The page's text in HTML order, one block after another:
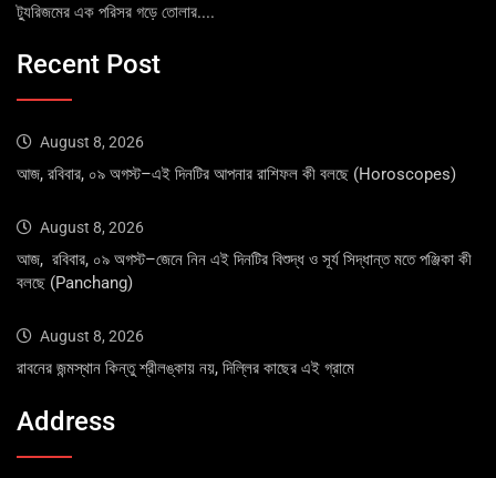
ট্যুরিজমের এক পরিসর গড়ে তোলার....
Recent Post
August 8, 2026
আজ, রবিবার, ০৯ অগস্ট–এই দিনটির আপনার রাশিফল কী বলছে (Horoscopes)
August 8, 2026
আজ, রবিবার, ০৯ অগস্ট–জেনে নিন এই দিনটির বিশুদ্ধ ও সূর্য সিদ্ধান্ত মতে পঞ্জিকা কী
বলছে (Panchang)
August 8, 2026
রাবনের জন্মস্থান কিন্তু শ্রীলঙ্কায় নয়, দিল্লির কাছের এই গ্রামে
Address